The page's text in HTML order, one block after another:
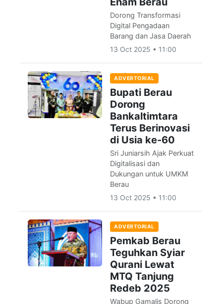
Dorong Transformasi
Digital Pengadaan
Barang dan Jasa Daerah
13 Oct 2025 • 11:00
ADVERTORIAL
Bupati Berau
Dorong
Bankaltimtara
Terus Berinovasi
di Usia ke-60
Sri Juniarsih Ajak Perkuat
Digitalisasi dan
Dukungan untuk UMKM
Berau
13 Oct 2025 • 11:00
ADVERTORIAL
Pemkab Berau
Teguhkan Syiar
Qurani Lewat
MTQ Tanjung
Redeb 2025
Wabup Gamalis Dorong